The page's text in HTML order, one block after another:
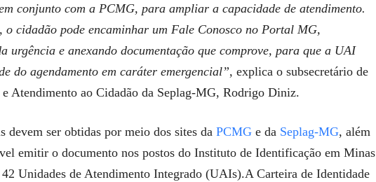
conjunto com a PCMG, para ampliar a capacidade de atendimento.
o cidadão pode encaminhar um Fale Conosco no Portal MG,
urgência e anexando documentação que comprove, para que a UAI
do agendamento em caráter emergencial”, explica o subsecretário de
Atendimento ao Cidadão da Seplag-MG, Rodrigo Diniz.
devem ser obtidas por meio dos sites da PCMG e da Seplag-MG, além
emitir o documento nos postos do Instituto de Identificação em Minas
Unidades de Atendimento Integrado (UAIs).A Carteira de Identidade